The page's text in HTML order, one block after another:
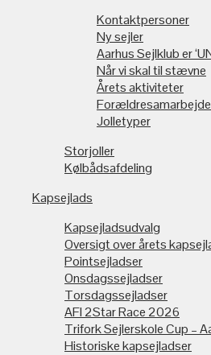
Kontaktpersoner
Ny sejler
Aarhus Sejlklub er
Når vi skal til stævne
Årets aktiviteter
Jolletyper
Storjoller
Kølbådsafdeling
Kapsejlads
Kapsejladsudvalg
Oversigt over årets
Pointsejladser
Onsdagssejladser
Torsdagssejladser
AFI 2Star Race 2026
Trifork Sejlerskole Cup –
Historiske kapsejladser